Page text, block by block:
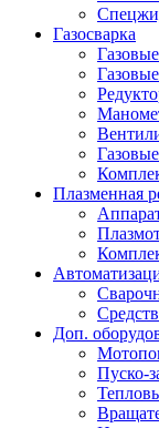
Газосварка
Плазменная
Доп.
Пуско-